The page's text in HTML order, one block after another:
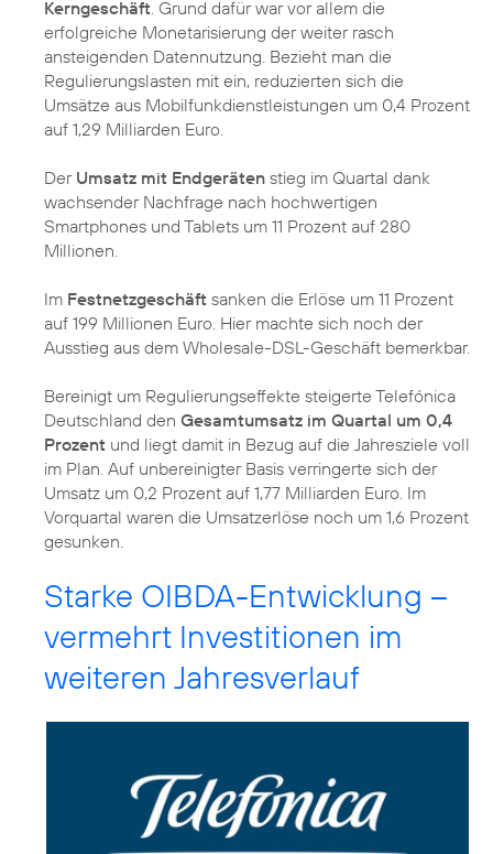
Kerngeschäft. Grund dafür war vor allem die
erfolgreiche Monetarisierung der weiter rasch
ansteigenden Datennutzung. Bezieht man die
Regulierungslasten mit ein, reduzierten sich die
Umsätze aus Mobilfunkdienstleistungen um 0,4 Prozent
auf 1,29 Milliarden Euro.
Der Umsatz mit Endgeräten stieg im Quartal dank
wachsender Nachfrage nach hochwertigen
Smartphones und Tablets um 11 Prozent auf 280
Millionen.
Im Festnetzgeschäft sanken die Erlöse um 11 Prozent
auf 199 Millionen Euro. Hier machte sich noch der
Ausstieg aus dem Wholesale-DSL-Geschäft bemerkbar.
Bereinigt um Regulierungseffekte steigerte Telefónica
Deutschland den Gesamtumsatz im Quartal um 0,4
Prozent und liegt damit in Bezug auf die Jahresziele voll
im Plan. Auf unbereinigter Basis verringerte sich der
Umsatz um 0,2 Prozent auf 1,77 Milliarden Euro. Im
Vorquartal waren die Umsatzerlöse noch um 1,6 Prozent
gesunken.
Starke OIBDA-Entwicklung –
vermehrt Investitionen im
weiteren Jahresverlauf